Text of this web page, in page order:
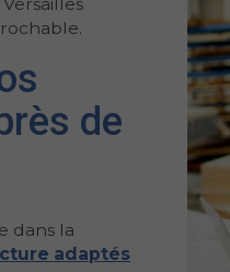
de
dans la
adaptés